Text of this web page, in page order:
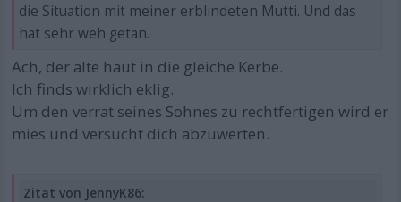
die Situation mit meiner erblindeten Mutti. Und das
hat sehr weh getan.
Ach, der alte haut in die gleiche Kerbe.
Ich finds wirklich eklig.
Um den verrat seines Sohnes zu rechtfertigen wird er
mies und versucht dich abzuwerten.
Zitat von JennyK86: